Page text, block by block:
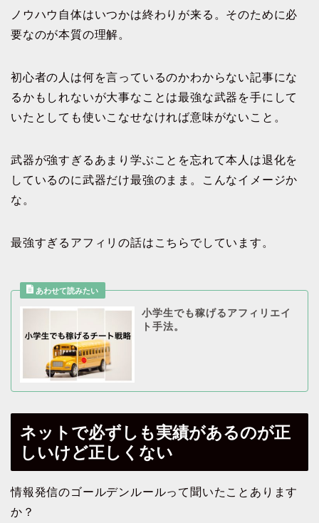
ノウハウ自体はいつかは終わりが来る。そのために必
要なのが本質の理解。
初心者の人は何を言っているのかわからない記事にな
るかもしれないが大事なことは最強な武器を手にして
いたとしても使いこなせなければ意味がないこと。
武器が強すぎるあまり学ぶことを忘れて本人は退化を
しているのに武器だけ最強のまま。こんなイメージか
な。
最強すぎるアフィリの話はこちらでしています。
小学生でも稼げるアフィリエイ
ト手法。
ネットで必ずしも実績があるのが正
しいけど正しくない
情報発信のゴールデンルールって聞いたことあります
か？